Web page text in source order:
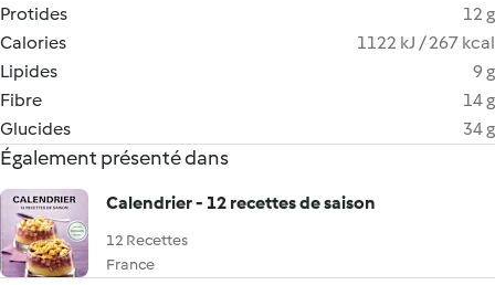
Protides
12 g
Calories
1122 kJ / 267 kcal
Lipides
9 g
Fibre
14 g
Glucides
34 g
Également présenté dans
Calendrier - 12 recettes de saison
12 Recettes
France